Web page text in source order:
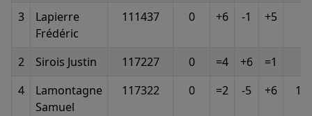
3
Lapierre
Frédéric
111437 0 +6 -1 +5 2
2 Sirois Justin 117227 0 =4 +6 =1
2
4
Lamontagne
Samuel
117322 0 =2 -5 +6 1.5